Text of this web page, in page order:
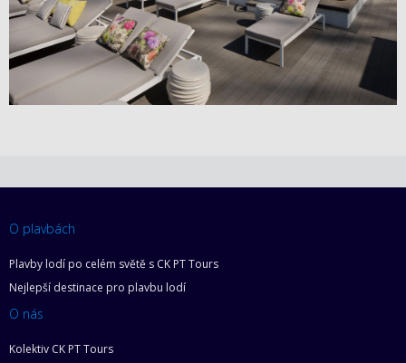
O plavbách
Plavby lodí po celém světě s CK PT Tours
Nejlepší destinace pro plavbu lodí
O nás
Kolektiv CK PT Tours